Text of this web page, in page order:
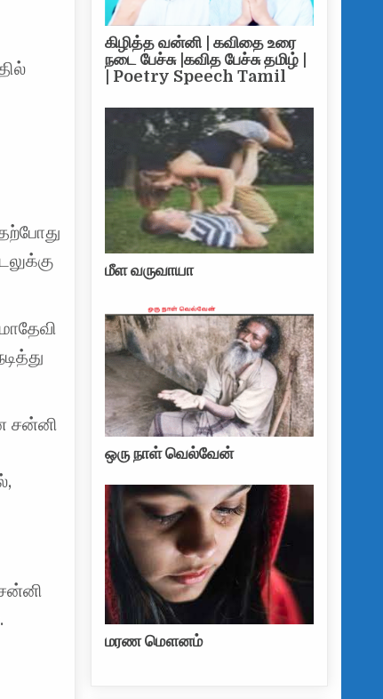
சன்னி
கிழித்த வன்னி | கவிதை உரை
நடை பேச்சு |கவித பேச்சு தமிழ் |
| Poetry Speech Tamil
மீள வருவாயா
ஒரு நாள் வெல்வேன்
மரண மௌனம்